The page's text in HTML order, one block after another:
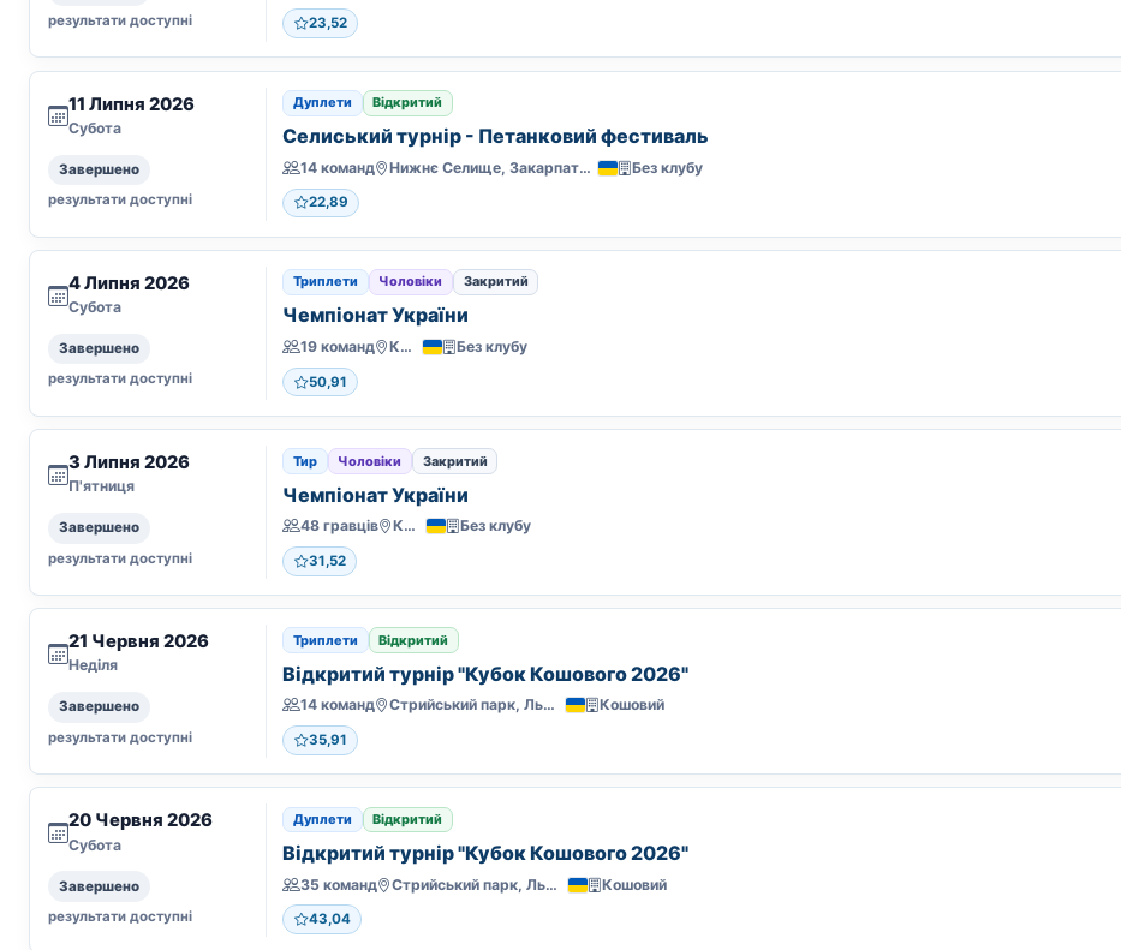
результати доступні
23,52
11 Липня 2026
Субота
Завершено
результати доступні
Дуплети Відкритий
Селиський турнір - Петанковий фестиваль
14 команд Нижнє Селище, Закарпаття Без клубу
22,89
4 Липня 2026
Субота
Завершено
результати доступні
Триплети Чоловіки Закритий
Чемпіонат України
19 команд Київ Без клубу
50,91
3 Липня 2026
П'ятниця
Завершено
результати доступні
Тир Чоловіки Закритий
Чемпіонат України
48 гравців Київ Без клубу
31,52
21 Червня 2026
Неділя
Завершено
результати доступні
Триплети Відкритий
Відкритий турнір "Кубок Кошового 2026"
14 команд Стрийський парк, Львів Кошовий
35,91
20 Червня 2026
Субота
Завершено
результати доступні
Дуплети Відкритий
Відкритий турнір "Кубок Кошового 2026"
35 команд Стрийський парк, Львів Кошовий
43,04